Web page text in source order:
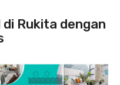
Rukita dengan